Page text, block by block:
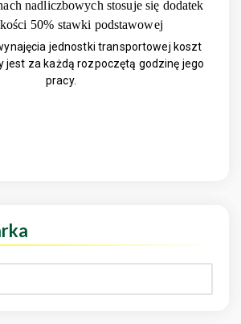
nadliczbowych stosuje się dodatek
50% stawki podstawowej
jednostki transportowej koszt
jest za każdą rozpoczętą godzinę jego
pracy.